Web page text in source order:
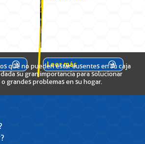
Leer más
que no pueden estar ausentes en su caja
su gran importancia para solucionar
grandes problemas en su hogar.